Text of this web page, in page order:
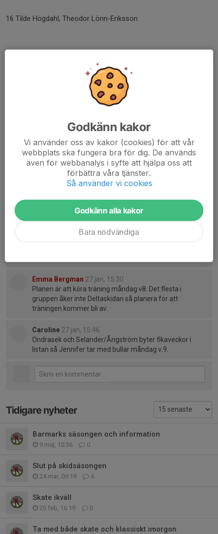
16 Tilde Högdahl, Theodor Lönn-Eriksson
Mvh Josefina, Trivselkommittén
Visa alla kommentarer (5)...
Josefina Engström Lockner
26 jan, 08:13
Hej Christina.
Jättebra att du hör av dig i detta kommentarsfält 👍.
Det kommer fungera utmärkt, stanna hemma och krya
tänka på denna gång.
26 jan, 08:53
Emma Bergman 27 jan, 15:30
Planen är att köra träning måndag v8. Det flesta i
gruppen åker inte Deltaskidan så planera för att
träningen kommer bli av.
Caroline 27 jan, 15:46
Ondrasek och Selander/Ångström byter fikaveckor i
listan så Jennifer tar med bullar måndag v.9.
Tidigare nyheter
Barmarks säsongen och information
9 maj, 10:36 0
Slut på skidsäsongen
24 mar, 09:19 4
Skate ikväll
26 feb, 16:19 0
Ta med både skate och klassiskt imorgon
Godkänn kakor
Vi använder oss av kakor (cookies) för att vår
webbplats ska fungera bra för dig. De används
även för webbanalys i syfte att hjälpa oss att
förbättra våra tjänster.
Så använder vi cookies
Godkänn alla kakor
Bara nödvändiga